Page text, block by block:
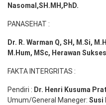
Nasomal,SH.MH,PhD.
PANASEHAT :
Dr. R. Warman Q, SH, M.Si,
M.Hum, MSc, Herawan
FAKTA INTERGRITAS :
Pendiri : Dr. Henri Kusuma
Umum/General Maneger: Susi